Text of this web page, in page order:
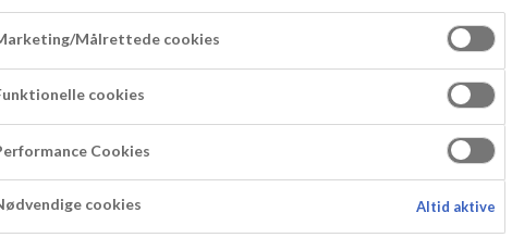
Målrettede cookies
cookies
Cookies
cookies Altid aktive